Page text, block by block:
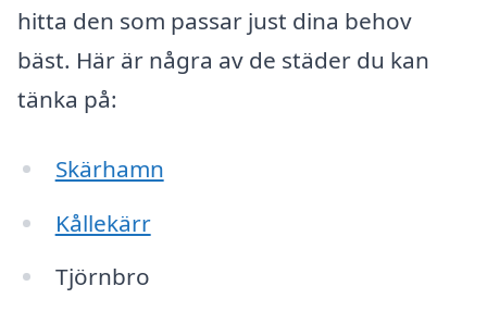
hitta den som passar just dina behov
bäst. Här är några av de städer du kan
tänka på:
Skärhamn
Kållekärr
Tjörnbro